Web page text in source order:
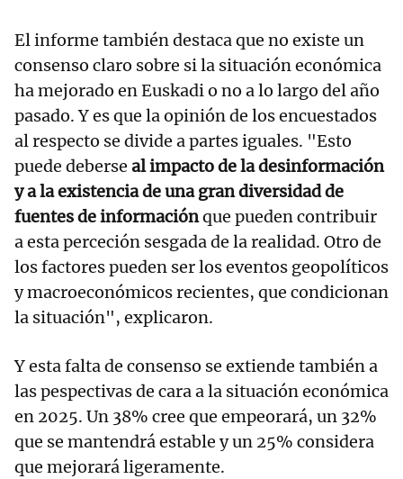
El informe también destaca que no existe un
consenso claro sobre si la situación económica
ha mejorado en Euskadi o no a lo largo del año
pasado. Y es que la opinión de los encuestados
al respecto se divide a partes iguales. "Esto
puede deberse al impacto de la desinformación
y a la existencia de una gran diversidad de
fuentes de informaciónque pueden contribuir
a esta perceción sesgada de la realidad. Otro de
los factores pueden ser los eventos geopolíticos
y macroeconómicos recientes, que condicionan
la situación", explicaron.
Y esta falta de consenso se extiende también a
las pespectivas de cara a la situación económica
en 2025. Un 38% cree que empeorará, un 32%
que se mantendrá estable y un 25% considera
que mejorará ligeramente.